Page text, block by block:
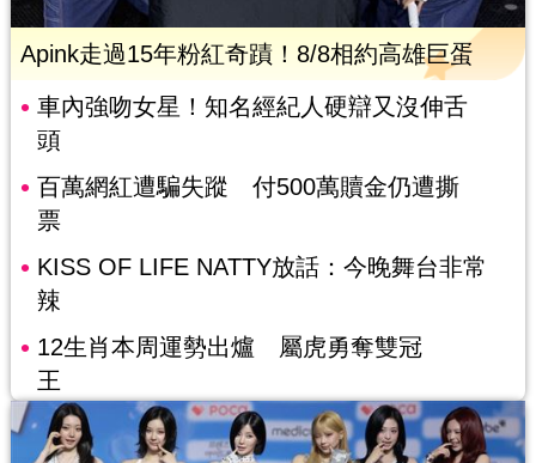
Apink走過15年粉紅奇蹟！8/8相約高雄巨蛋
車內強吻女星！知名經紀人硬辯又沒伸舌
頭
百萬網紅遭騙失蹤 付500萬贖金仍遭撕
票
KISS OF LIFE NATTY放話：今晚舞台非常
辣
12生肖本周運勢出爐 屬虎勇奪雙冠
王